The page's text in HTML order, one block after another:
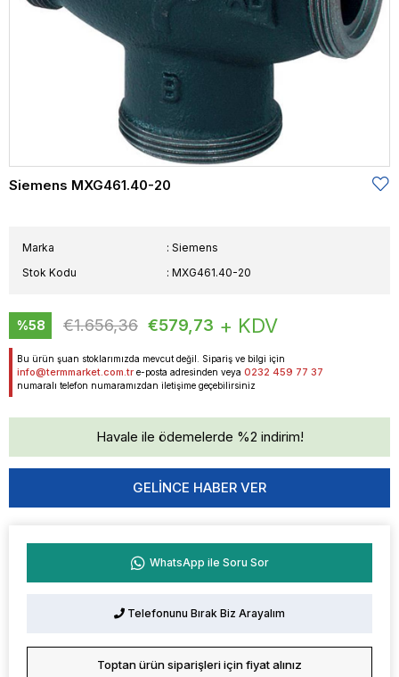
Siemens MXG461.40-20
Marka : Siemens
Stok Kodu
MXG461.40-20
%58
İndirim
€1.656,36 €579,73 + KDV
Bu ürün şuan stoklarımızda mevcut değil. Sipariş ve bilgi için
info@termmarket.com.tr e-posta adresinden veya 0232 459 77 37
numaralı telefon numaramızdan iletişime geçebilirsiniz
Havale ile ödemelerde %2 indirim!
GELINCE HABER VER
WhatsApp ile Soru Sor
Telefonunu Bırak Biz Arayalım
Toptan ürün siparişleri için fiyat alınız